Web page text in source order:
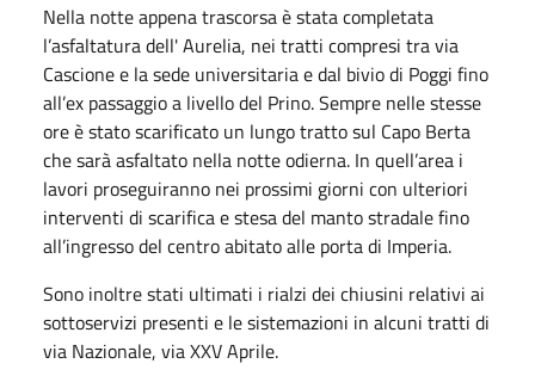
Nella notte appena trascorsa è stata completata
l’asfaltatura dell' Aurelia, nei tratti compresi tra via
Cascione e la sede universitaria e dal bivio di Poggi fino
all’ex passaggio a livello del Prino. Sempre nelle stesse
ore è stato scarificato un lungo tratto sul Capo Berta
che sarà asfaltato nella notte odierna. In quell’area i
lavori proseguiranno nei prossimi giorni con ulteriori
interventi di scarifica e stesa del manto stradale fino
all’ingresso del centro abitato alle porta di Imperia.
Sono inoltre stati ultimati i rialzi dei chiusini relativi ai
sottoservizi presenti e le sistemazioni in alcuni tratti di
via Nazionale, via XXV Aprile.